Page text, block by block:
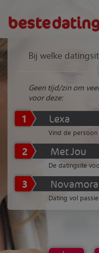
Bij welke
Geen tijd/zin om
voor deze:
1 Lexa
Vind de
2 Met Jou
De datingsite
3 Novamora
Dating vol